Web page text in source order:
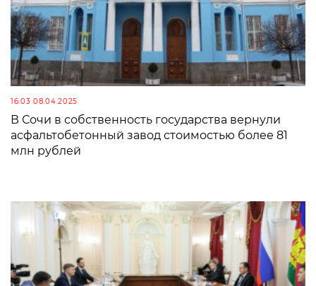
16:03 08.04.2025
В Сочи в собственность государства вернули
асфальтобетонный завод стоимостью более 81
млн рублей